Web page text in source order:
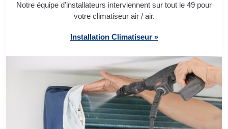
Notre équipe d'installateurs interviennent sur tout le 49 pour
votre climatiseur air / air.
Installation Climatiseur »